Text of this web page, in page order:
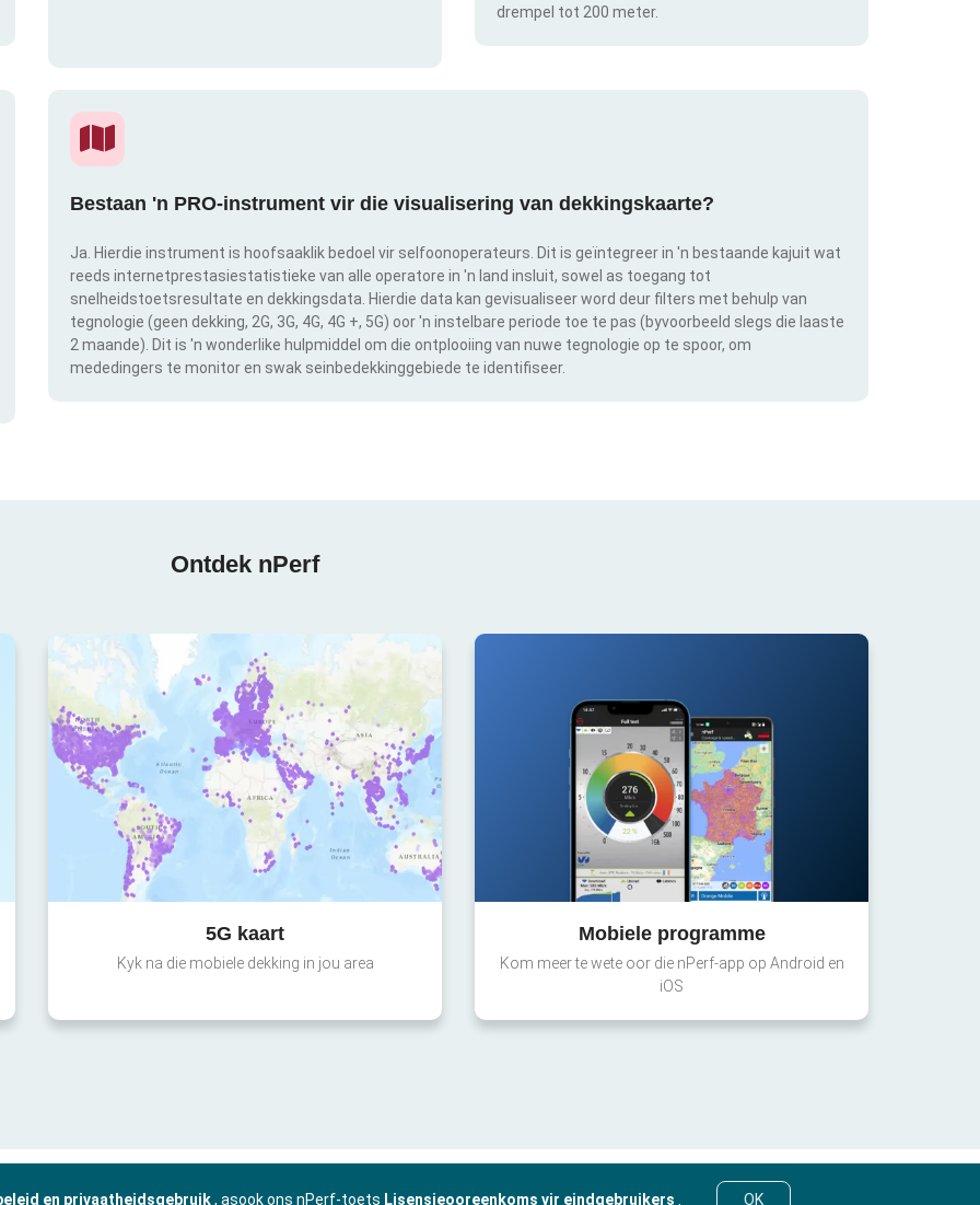
drempel tot 200 meter.
Bestaan 'n PRO-instrument vir die visualisering van dekkingskaarte?
Ja. Hierdie instrument is hoofsaaklik bedoel vir selfoonoperateurs. Dit is geïntegreer in 'n bestaande kajuit wat
reeds internetprestasiestatistieke van alle operatore in 'n land insluit, sowel as toegang tot
snelheidstoetsresultate en dekkingsdata. Hierdie data kan gevisualiseer word deur filters met behulp van
tegnologie (geen dekking, 2G, 3G, 4G, 4G +, 5G) oor 'n instelbare periode toe te pas (byvoorbeeld slegs die laaste
2 maande). Dit is 'n wonderlike hulpmiddel om die ontplooiing van nuwe tegnologie op te spoor, om
mededingers te monitor en swak seinbedekkinggebiede te identifiseer.
Ontdek nPerf
5G kaart
Kyk na die mobiele dekking in jou area
Mobiele programme
Kom meer te wete oor die nPerf-app op Android en
iOS
en privaatheidsgebruik, asook ons nPerf-toets Lisensieooreenkoms vir eindgebruikers OK